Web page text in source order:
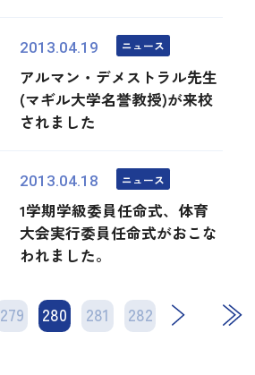
2013.04.19 ニュース
アルマン・デメストラル先生
(マギル大学名誉教授)が来校
されました
2013.04.18 ニュース
1学期学級委員任命式、体育
大会実行委員任命式がおこな
われました。
279 280 281 282
次 最後